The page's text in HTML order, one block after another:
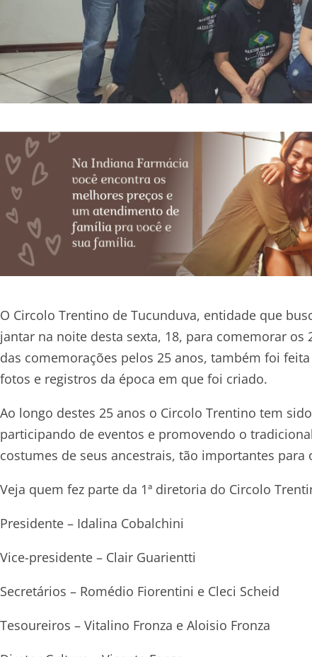
O Circolo Trentino de Tucunduva, entidade que
jantar na noite desta sexta, 18, para comemorar
das comemorações pelos 25 anos, também foi
fotos e registros da época em que foi criado.
Ao longo destes 25 anos o Circolo Trentino tem
participando de eventos e promovendo o
costumes de seus ancestrais, tão importantes
Veja quem fez parte da 1ª diretoria do Circolo
Presidente – Idalina Cobalchini
Vice-presidente – Clair Guarientti
Secretários – Romédio Fiorentini e Cleci Scheid
Tesoureiros – Vitalino Fronza e Aloisio Fronza